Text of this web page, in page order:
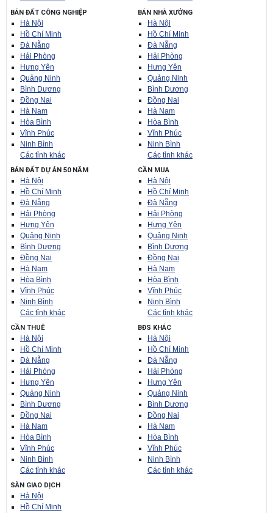
BÁN ĐẤT CÔNG NGHIỆP
Hà Nội
Hồ Chí Minh
Đà Nẵng
Hải Phòng
Hưng Yên
Quảng Ninh
Bình Dương
Đồng Nai
Hà Nam
Hòa Bình
Vĩnh Phúc
Ninh Bình
Các tỉnh khác
BÁN NHÀ XƯỞNG
Hà Nội
Hồ Chí Minh
Đà Nẵng
Hải Phòng
Hưng Yên
Quảng Ninh
Bình Dương
Đồng Nai
Hà Nam
Hòa Bình
Vĩnh Phúc
Ninh Bình
Các tỉnh khác
BÁN ĐẤT DỰ ÁN 50 NĂM
Hà Nội
Hồ Chí Minh
Đà Nẵng
Hải Phòng
Hưng Yên
Quảng Ninh
Bình Dương
Đồng Nai
Hà Nam
Hòa Bình
Vĩnh Phúc
Ninh Bình
Các tỉnh khác
CẦN MUA
Hà Nội
Hồ Chí Minh
Đà Nẵng
Hải Phòng
Hưng Yên
Quảng Ninh
Bình Dương
Đồng Nai
Hà Nam
Hòa Bình
Vĩnh Phúc
Ninh Bình
Các tỉnh khác
CẦN THUÊ
Hà Nội
Hồ Chí Minh
Đà Nẵng
Hải Phòng
Hưng Yên
Quảng Ninh
Bình Dương
Đồng Nai
Hà Nam
Hòa Bình
Vĩnh Phúc
Ninh Bình
Các tỉnh khác
BĐS KHÁC
Hà Nội
Hồ Chí Minh
Đà Nẵng
Hải Phòng
Hưng Yên
Quảng Ninh
Bình Dương
Đồng Nai
Hà Nam
Hòa Bình
Vĩnh Phúc
Ninh Bình
Các tỉnh khác
SÀN GIAO DỊCH
Hà Nội
Hồ Chí Minh